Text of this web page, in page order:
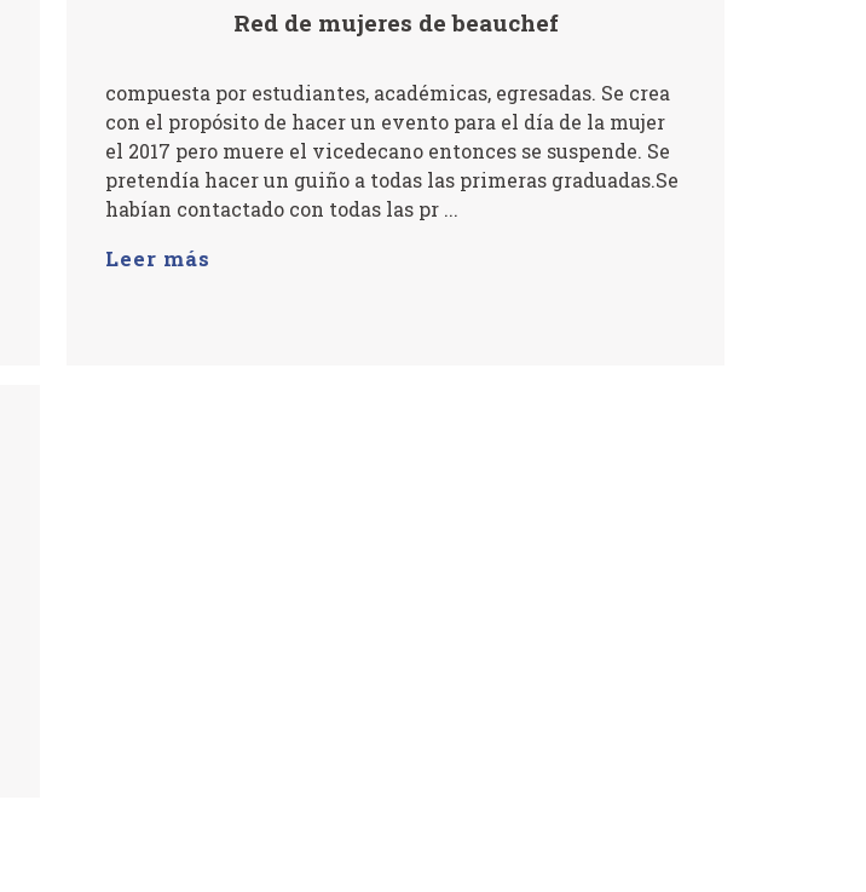
Red de mujeres de beauchef
compuesta por estudiantes, académicas, egresadas. Se crea
con el propósito de hacer un evento para el día de la mujer
el 2017 pero muere el vicedecano entonces se suspende. Se
pretendía hacer un guiño a todas las primeras graduadas.Se
habían contactado con todas las pr ...
Leer más